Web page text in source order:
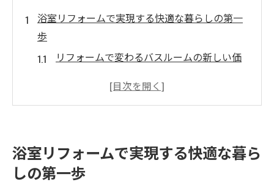
浴室リフォームで実現する快適な暮らしの第一
歩
リフォームで変わるバスルームの新しい価
快適性を追求したデザインと機能の調和
ング
リフォームで叶えるリラクゼーションスペ
浴室リフォームで実現する快適な暮ら
しの第一歩